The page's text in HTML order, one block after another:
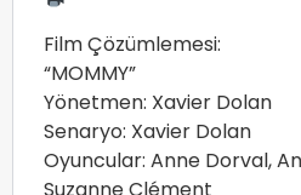
Film Çözümlemesi:
“MOMMY”
Yönetmen: Xavier Dolan
Senaryo: Xavier Dolan
Oyuncular: Anne Dorval,